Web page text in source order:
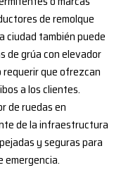
de remolque
ciudad también puede
de grúa con elevador
requerir que ofrezcan
a los clientes.
de ruedas en
de la infraestructura
y seguras para
emergencia.